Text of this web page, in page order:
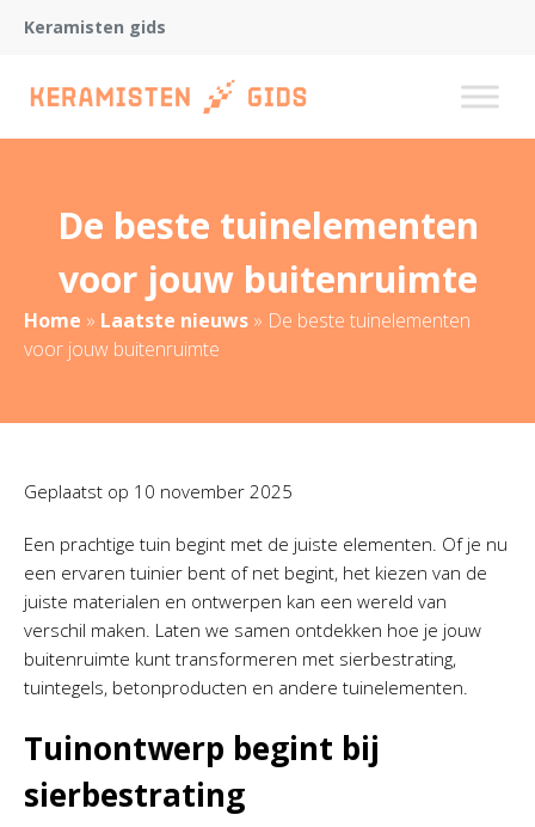
Keramisten gids
De beste tuinelementen
voor jouw buitenruimte
Home » Laatste nieuws » De beste tuinelementen
voor jouw buitenruimte
Geplaatst op 10 november 2025
Een prachtige tuin begint met de juiste elementen. Of je nu
een ervaren tuinier bent of net begint, het kiezen van de
juiste materialen en ontwerpen kan een wereld van
verschil maken. Laten we samen ontdekken hoe je jouw
buitenruimte kunt transformeren met sierbestrating,
tuintegels, betonproducten en andere tuinelementen.
Tuinontwerp begint bij
sierbestrating